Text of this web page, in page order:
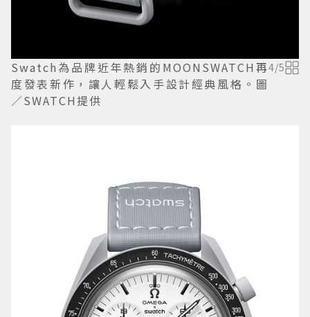
Swatch為品牌近年熱銷的MOONSWATCH再
度發表新作，讓人輕鬆入手設計經典風格。圖
／SWATCH提供
4/5